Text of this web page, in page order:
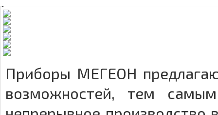
Приборы МЕГЕОН
возможностей, тем